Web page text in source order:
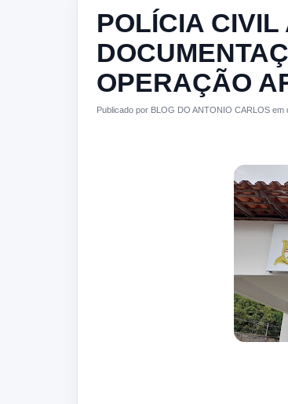
POLÍCIA
OPERAÇÃO
Publicado por BLOG DO ANTONIO CARLOS em